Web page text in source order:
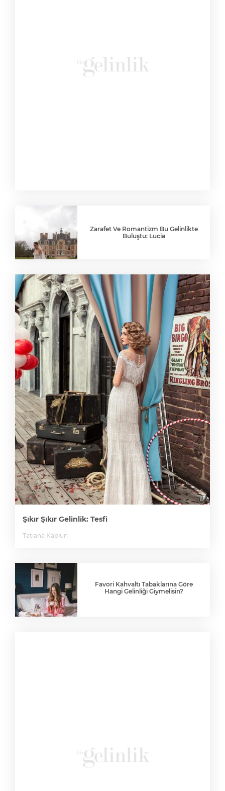
Zarafet Ve Romantizm Bu Gelinlikte
Buluştu: Lucia
Şıkır Şıkır Gelinlik: Tesfi
Tatiana Kaplun
Favori Kahvaltı Tabaklarına Göre
Hangi Gelinliği Giymelisin?